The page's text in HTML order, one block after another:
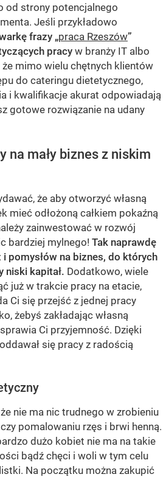
od strony potencjalnego
Jeśli przykładowo
frazy „praca Rzeszów”
pracy w branży IT albo
mimo wielu chętnych klientów
do cateringu dietetycznego,
i kwalifikacje akurat odpowiadają
gotowe rozwiązanie na udany
na mały biznes z niskim
że aby otworzyć własną
mieć odłożoną całkiem pokaźną
zainwestować w rozwój
bardziej mylnego! Tak naprawdę
pomysłów na biznes, do których
niski kapitał. Dodatkowo, wiele
już w trakcie pracy na etacie,
Ci się przejść z jednej pracy
żebyś zakładając własną
Ci przyjemność. Dzięki
się pracy z radością
nie ma nic trudnego w zrobieniu
pomalowaniu rzęs i brwi henną.
dużo kobiet nie ma na takie
bądź chęci i woli w tym celu
Na początku można zakupić